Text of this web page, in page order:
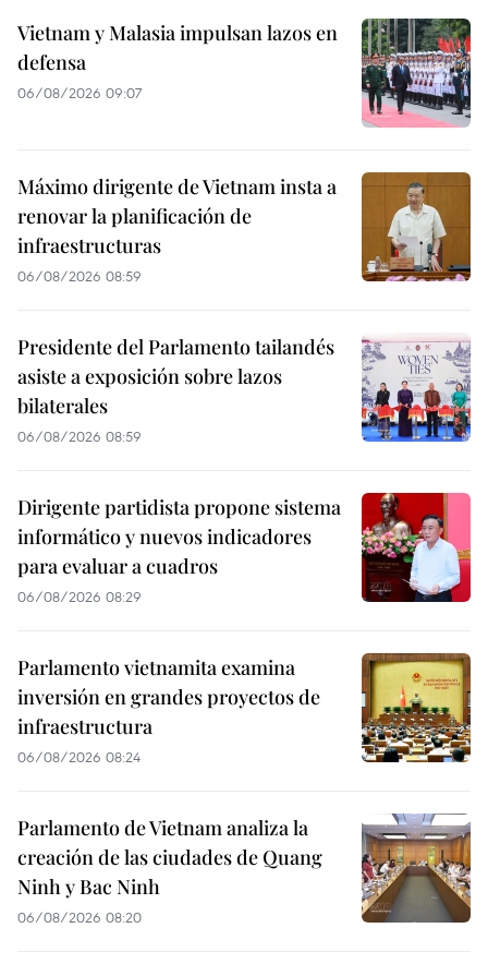
Vietnam y Malasia impulsan lazos en
defensa
06/08/2026 09:07
Máximo dirigente de Vietnam insta a
renovar la planificación de
infraestructuras
06/08/2026 08:59
Presidente del Parlamento tailandés
asiste a exposición sobre lazos
bilaterales
06/08/2026 08:59
Dirigente partidista propone sistema
informático y nuevos indicadores
para evaluar a cuadros
06/08/2026 08:29
Parlamento vietnamita examina
inversión en grandes proyectos de
infraestructura
06/08/2026 08:24
Parlamento de Vietnam analiza la
creación de las ciudades de Quang
Ninh y Bac Ninh
06/08/2026 08:20